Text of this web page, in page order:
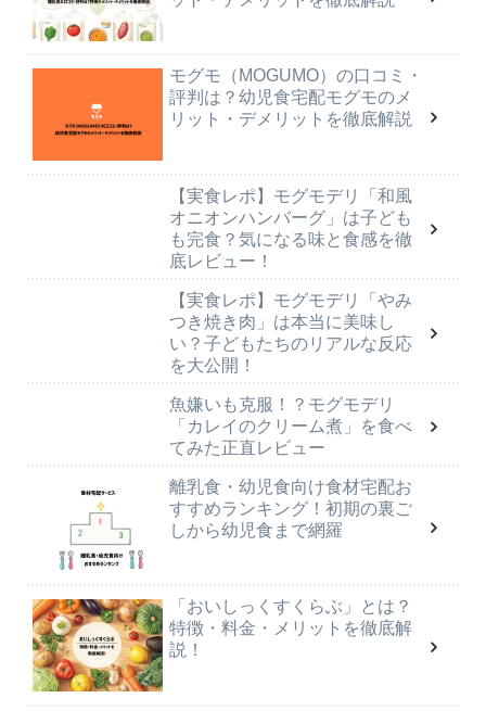
モグモ（MOGUMO）の口コミ・
評判は？幼児食宅配モグモのメ
リット・デメリットを徹底解説
【実食レポ】モグモデリ「和風
オニオンハンバーグ」は子ども
も完食？気になる味と食感を徹
底レビュー！
【実食レポ】モグモデリ「やみ
つき焼き肉」は本当に美味し
い？子どもたちのリアルな反応
を大公開！
魚嫌いも克服！？モグモデリ
「カレイのクリーム煮」を食べ
てみた正直レビュー
離乳食・幼児食向け食材宅配お
すすめランキング！初期の裏ご
しから幼児食まで網羅
「おいしっくすくらぶ」とは？
特徴・料金・メリットを徹底解
説！